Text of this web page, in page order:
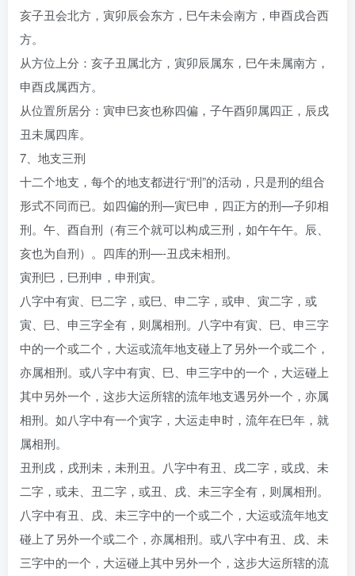
亥子丑会北方，寅卯辰会东方，巳午未会南方，申酉戌合西
方。
从方位上分：亥子丑属北方，寅卯辰属东，巳午未属南方，
申酉戌属西方。
从位置所居分：寅申巳亥也称四偏，子午酉卯属四正，辰戌
丑未属四库。
7、地支三刑
十二个地支，每个的地支都进行“刑”的活动，只是刑的组合
形式不同而已。如四偏的刑—寅巳申，四正方的刑—子卯相
刑。午、酉自刑（有三个就可以构成三刑，如午午午。辰、
亥也为自刑）。四库的刑—-丑戌未相刑。
寅刑巳，巳刑申，申刑寅。
八字中有寅、巳二字，或巳、申二字，或申、寅二字，或
寅、巳、申三字全有，则属相刑。八字中有寅、巳、申三字
中的一个或二个，大运或流年地支碰上了另外一个或二个，
亦属相刑。或八字中有寅、巳、申三字中的一个，大运碰上
其中另外一个，这步大运所辖的流年地支遇另外一个，亦属
相刑。如八字中有一个寅字，大运走申时，流年在巳年，就
属相刑。
丑刑戌，戌刑未，未刑丑。八字中有丑、戌二字，或戌、未
二字，或未、丑二字，或丑、戌、未三字全有，则属相刑。
八字中有丑、戌、未三字中的一个或二个，大运或流年地支
碰上了另外一个或二个，亦属相刑。或八字中有丑、戌、未
三字中的一个，大运碰上其中另外一个，这步大运所辖的流